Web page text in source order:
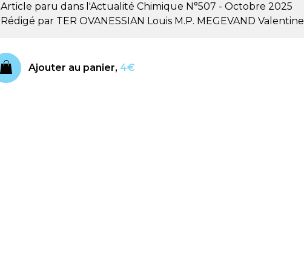
Article paru dans l'Actualité Chimique N°507 - Octobre 2025
Rédigé par TER OVANESSIAN Louis M.P. MEGEVAND Valentine
Ajouter au panier, 4€